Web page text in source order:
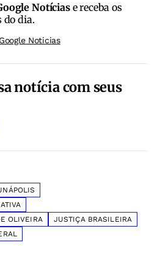
Notíciase receba os
do dia.
Noticias
notícia com seus
OLIVEIRA
JUSTIÇA BRASILEIRA